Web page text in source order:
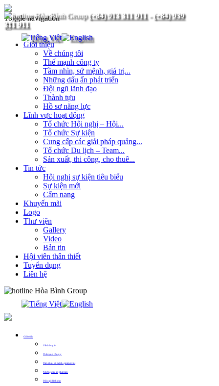
(+84) 913 311 911- (+84) 939
311 911
Toggle navigation
Giới thiệu
Về chúng tôi
Thế mạnh công ty
Tầm nhìn, sứ mệnh, giá trị...
Những dấu ấn phát triển
Đội ngũ lãnh đạo
Thành tựu
Hồ sơ năng lực
Lĩnh vực hoạt động
Tổ chức Hội nghị – Hội...
Tổ chức Sự kiện
Cung cấp các giải pháp quảng...
Tổ chức Du lịch – Team...
Sản xuất, thi công, cho thuê...
Tin tức
Hội nghị sự kiện tiêu biểu
Sự kiện mới
Cẩm nang
Khuyến mãi
Logo
Thư viện
Gallery
Video
Bản tin
Hội viên thân thiết
Tuyển dụng
Liên hệ
Giới thiệu
Về chúng tôi
Thế mạnh công ty
Tầm nhìn, sứ mệnh, giá trị cốt lõi
Những dấu ấn phát triển
Đội ngũ lãnh đạo